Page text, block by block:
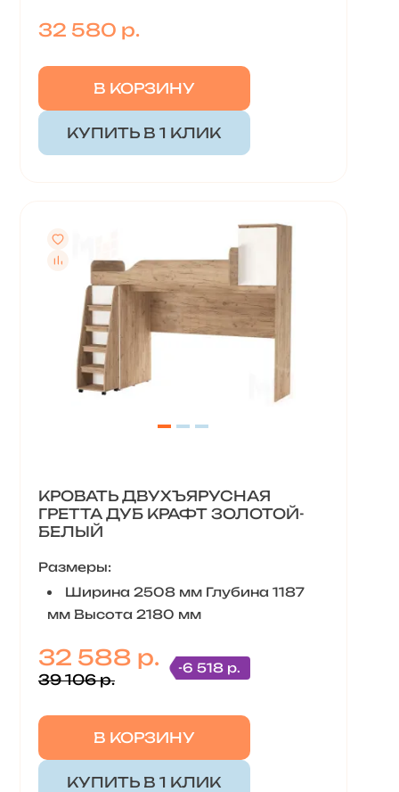
32 580 р.
В КОРЗИНУ
КУПИТЬ В 1 КЛИК
КРОВАТЬ ДВУХЪЯРУСНАЯ
ГРЕТТА ДУБ КРАФТ ЗОЛОТОЙ-
БЕЛЫЙ
Размеры:
Ширина 2508 мм Глубина 1187
мм Высота 2180 мм
32 588 р.
39 106 р.
-6 518 р.
В КОРЗИНУ
КУПИТЬ В 1 КЛИК